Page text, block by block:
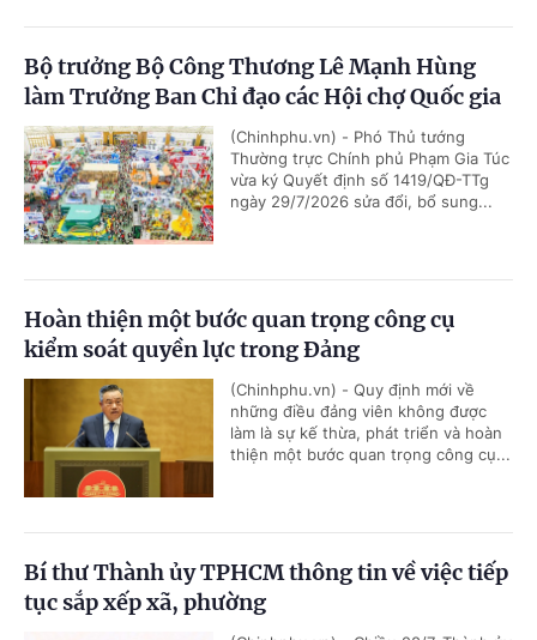
Bộ trưởng Bộ Công Thương Lê Mạnh Hùng
làm Trưởng Ban Chỉ đạo các Hội chợ Quốc gia
(Chinhphu.vn) - Phó Thủ tướng
Thường trực Chính phủ Phạm Gia Túc
vừa ký Quyết định số 1419/QĐ-TTg
ngày 29/7/2026 sửa đổi, bổ sung...
Hoàn thiện một bước quan trọng công cụ
kiểm soát quyền lực trong Đảng
(Chinhphu.vn) - Quy định mới về
những điều đảng viên không được
làm là sự kế thừa, phát triển và hoàn
thiện một bước quan trọng công cụ...
Bí thư Thành ủy TPHCM thông tin về việc tiếp
tục sắp xếp xã, phường